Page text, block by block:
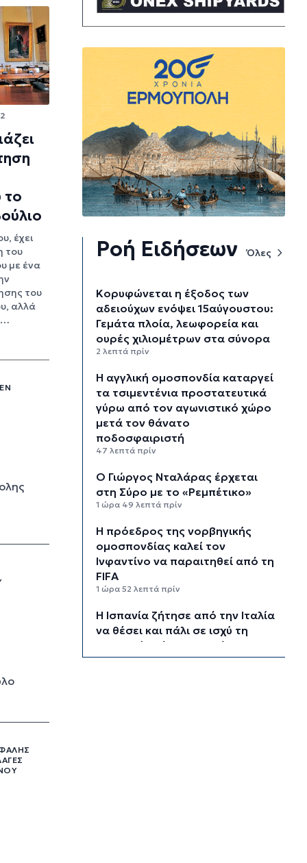
έχει
του
με ένα
του
αλλά
Ροή Ειδήσεων Όλες
Κορυφώνεται η έξοδος των
αδειούχων ενόψει 15αύγουστου:
Γεμάτα πλοία, λεωφορεία και
ουρές χιλιομέτρων στα σύνορα
2 λεπτά πρίν
Η αγγλική ομοσπονδία καταργεί
τα τσιμεντένια προστατευτικά
γύρω από τον αγωνιστικό χώρο
μετά τον θάνατο
ποδοσφαιριστή
47 λεπτά πρίν
Ο Γιώργος Νταλάρας έρχεται
στη Σύρο με το «Ρεμπέτικο»
1 ώρα 49 λεπτά πρίν
Η πρόεδρος της νορβηγικής
ομοσπονδίας καλεί τον
Ινφαντίνο να παραιτηθεί από τη
FIFA
1 ώρα 52 λεπτά πρίν
H Ισπανία ζήτησε από την Ιταλία
να θέσει και πάλι σε ισχύ τη
Συμφωνία Σένγκεν εντός της
Κυριακής, 9 Αυγούστου